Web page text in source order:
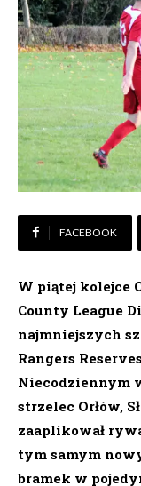
FACEBOOK
W piątej kolejce
County League
najmniejszych
Rangers
Niecodziennym
strzelec Orłów,
zaaplikował
tym samym
bramek w